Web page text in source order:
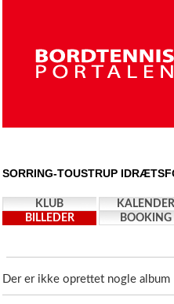
SORRING-TOUSTRUP
KLUB KALENDER
BILLEDER
BOOKING
Der er ikke oprettet nogle album